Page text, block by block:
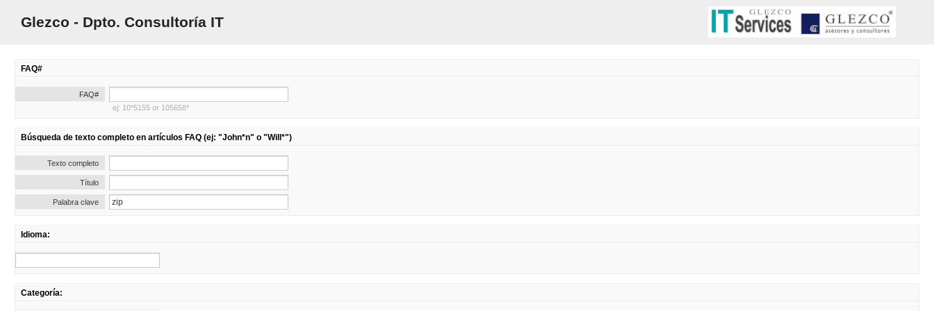
Glezco - Dpto. Consultoría IT
FAQ#
FAQ#
ej: 10*5155 or 105658*
Búsqueda de texto completo en artículos FAQ (ej: "John*n" o "Will*")
Texto completo
Título
Palabra clave
Idioma:
Categoría: